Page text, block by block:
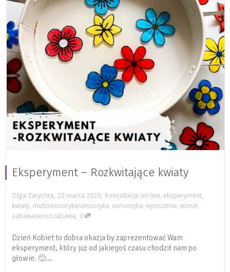
Eksperyment – Rozkwitające kwiaty
Olga Zarychta, 22 marca 2023, Konsultacje on-line eksperyment
kwiaty multisensorykasensoryka sensoryka wyciszenie wzrok
zabawasensozabawa, 0
Dzień Kobiet to dobra okazja by zaprezentować Wam
eksperyment, który już od jakiegoś czasu chodził nam po
głowie. 🙂...